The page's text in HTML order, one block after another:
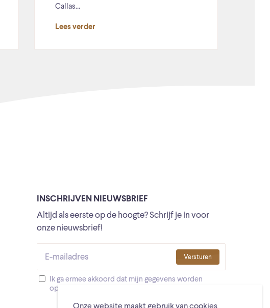
Callas…
Lees verder
INSCHRIJVEN NIEUWSBRIEF
Altijd als eerste op de hoogte? Schrijf je in voor
onze nieuwsbrief!
Ik ga ermee akkoord dat mijn gegevens worden
opgeslagen
Versturen